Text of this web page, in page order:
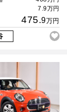
7.9万円
475.9万円